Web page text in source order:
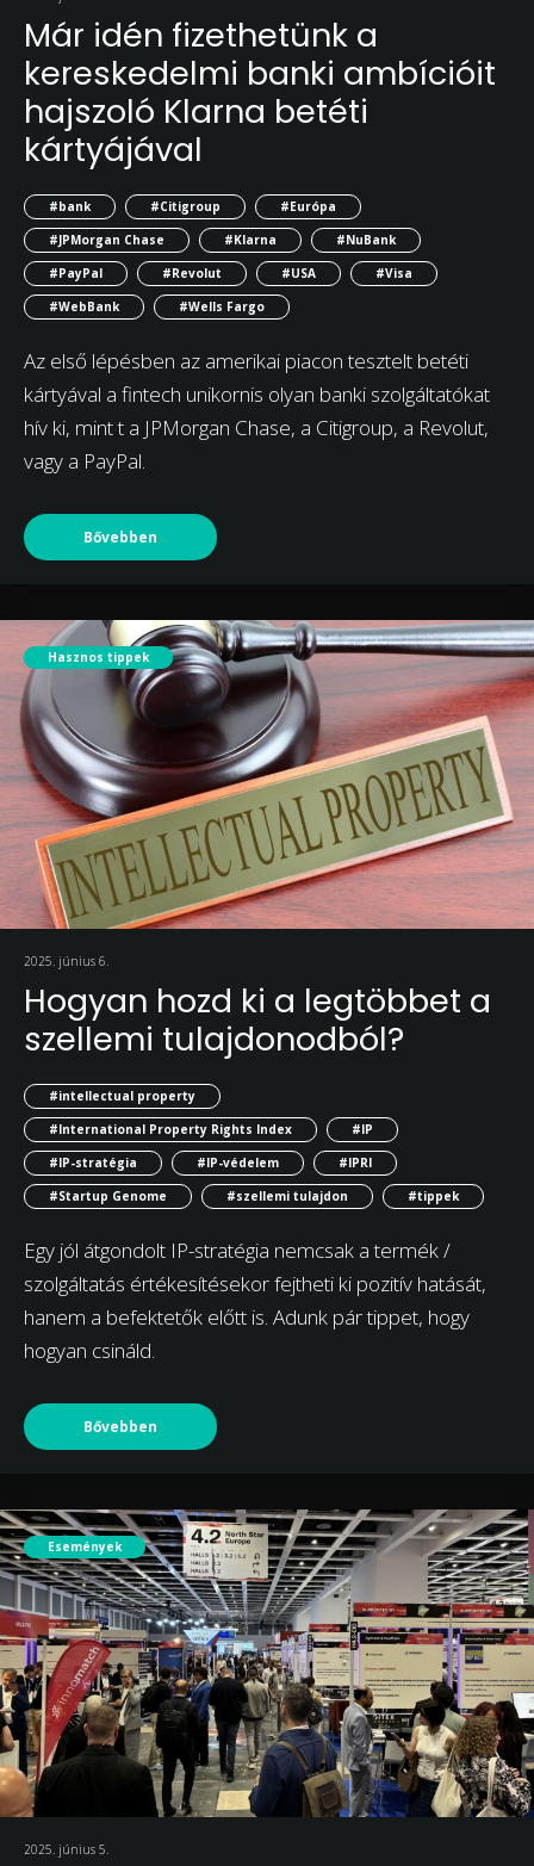
Már idén fizethetünk a
kereskedelmi banki ambícióit
hajszoló Klarna betéti
kártyájával
#bank #Citigroup
#Európa
#JPMorgan Chase
#Klarna
#NuBank
#PayPal
#Revolut #USA
#Visa
#WebBank
#Wells Fargo
Az első lépésben az amerikai piacon tesztelt betéti
kártyával a fintech unikornis olyan banki szolgáltatókat
hív ki, mint t a JPMorgan Chase, a Citigroup, a Revolut,
vagy a PayPal.
Bővebben
Hasznos tippek
2025. június 6.
Hogyan hozd ki a legtöbbet a
szellemi tulajdonodból?
#intellectual property
#International Property Rights Index
#IP
#IP-stratégia
#IP-védelem
#IPRI
#Startup Genome
#szellemi tulajdon #tippek
Egy jól átgondolt IP-stratégia nemcsak a termék /
szolgáltatás értékesítésekor fejtheti ki pozitív hatását,
hanem a befektetők előtt is. Adunk pár tippet, hogy
hogyan csináld.
Bővebben
Események
2025. június 5.